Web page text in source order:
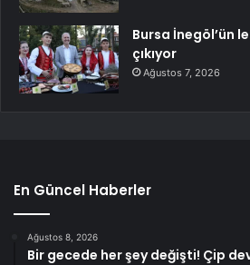
Bursa İnegöl’ün
çıkıyor
Ağustos 7, 2026
En Güncel Haberler
Ağustos 8, 2026
Bir gecede her şey değişti! Çip